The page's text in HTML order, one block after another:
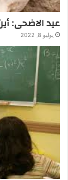
عيد الاضحى:
يوليو 8, 2022